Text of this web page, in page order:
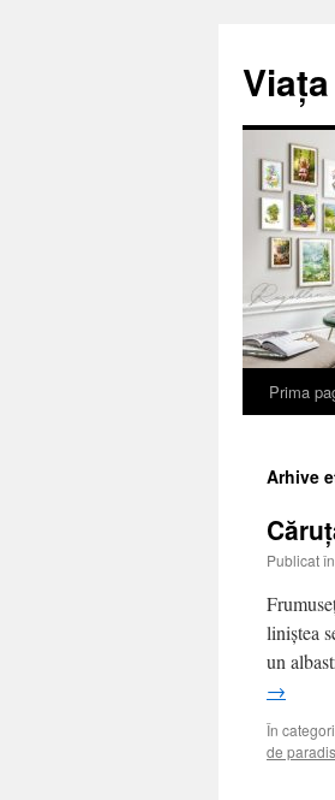
Sari
conținut
Prima
Arhive
Publicat în
liniștea
un
→
În
de paradis